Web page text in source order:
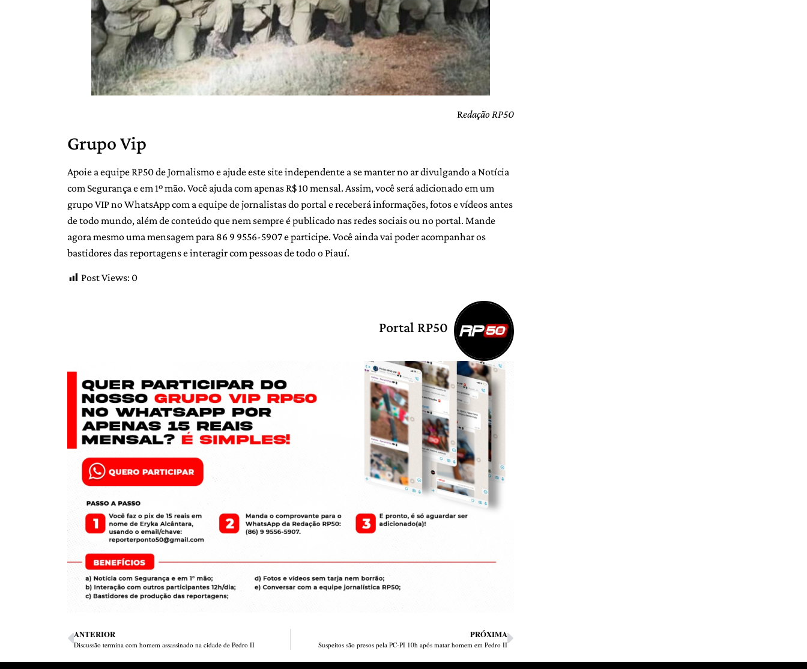
Redação RP50
Grupo Vip
Apoie a equipe RP50 de Jornalismo e ajude este site independente a se manter no ar divulgando a Notícia
com Segurança e em 1º mão. Você ajuda com apenas R$ 10 mensal. Assim, você será adicionado em um
grupo VIP no WhatsApp com a equipe de jornalistas do portal e receberá informações, fotos e vídeos antes
de todo mundo, além de conteúdo que nem sempre é publicado nas redes sociais ou no portal. Mande
agora mesmo uma mensagem para 86 9 9556-5907 e participe. Você ainda vai poder acompanhar os
bastidores das reportagens e interagir com pessoas de todo o Piauí.
Post Views: 0
Portal RP50
ANTERIOR
Discussão termina com homem assassinado na cidade de Pedro II
PRÓXIMA
Suspeitos são presos pela PC-PI 10h após matar homem em Pedro II